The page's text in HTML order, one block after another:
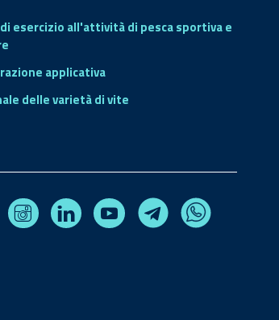
esercizio all'attività di pesca sportiva e
applicativa
delle varietà di vite
InstagramLinkedinYoutube TelegramWhatsapp